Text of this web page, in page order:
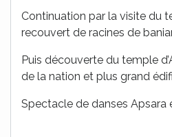
Continuation par la visite du
recouvert de racines de
Puis découverte du temple
de la nation et plus grand
Spectacle de danses Apsara